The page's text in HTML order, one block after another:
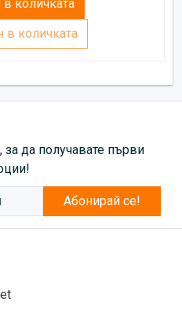
количката
в количката
за да получавате първи
Абонирай се!